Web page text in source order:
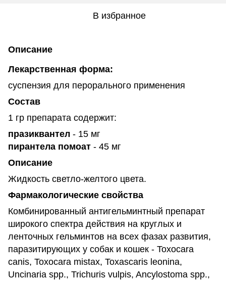
В избранное
Описание
Лекарственная форма:
суспензия для перорального применения
Состав
1 гр препарата содержит:
празиквантел - 15 мг
пирантела помоат - 45 мг
Описание
Жидкость светло-желтого цвета.
Фармакологические свойства
Комбинированный антигельминтный препарат
широкого спектра действия на круглых и
ленточных гельминтов на всех фазах развития,
паразитирующих у собак и кошек - Toxocara
canis, Toxocara mistax, Toxascaris leonina,
Uncinaria spp., Trichuris vulpis, Ancylostoma spp.,